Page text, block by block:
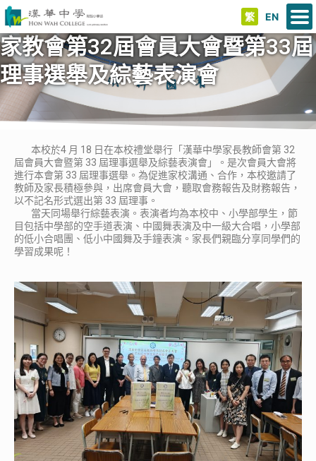
繁 EN
家教會第32屆會員大會暨第33屆
理事選舉及綜藝表演會
本校於4 月 18 日在本校禮堂舉行「漢華中學家長教師會第 32
屆會員大會暨第 33 屆理事選舉及綜藝表演會」。是次會員大會將
進行本會第 33 屆理事選舉。為促進家校溝通、合作，本校邀請了
教師及家長積極參與，出席會員大會，聽取會務報告及財務報告，
以不記名形式選出第 33 屆理事。
當天同場舉行綜藝表演。表演者均為本校中、小學部學生，節
目包括中學部的空手道表演、中國舞表演及中一級大合唱，小學部
的低小合唱團、低小中國舞及手鐘表演。家長們親臨分享同學們的
學習成果呢！